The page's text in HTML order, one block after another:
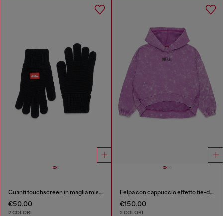
Guanti touchscreen in maglia misto lana
€50.00
2 COLORI
Felpa con cappuccio effetto tie-dye con logo arcobaleno
€150.00
2 COLORI